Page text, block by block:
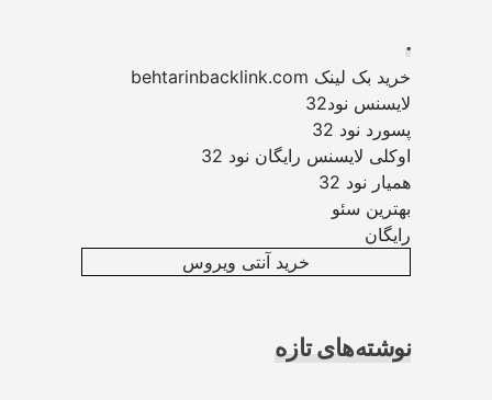
.
خرید بک لینک behtarinbacklink.com
لایسنس نود32
پسورد نود 32
اوکلی لایسنس رایگان نود 32
همیار نود 32
بهترین سئو
رایگان
خرید آنتی ویروس
نوشته‌های تازه